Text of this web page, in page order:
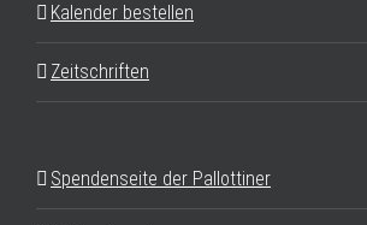
Kalender bestellen
Zeitschriften
Spendenseite der Pallottiner